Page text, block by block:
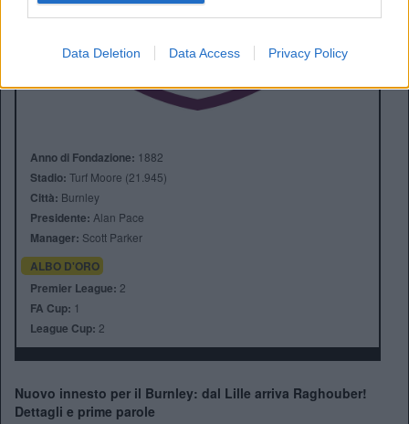
Data Deletion Data Access Privacy Policy
Anno di Fondazione: 1882
Stadio: Turf Moore (21.945)
Città: Burnley
Presidente: Alan Pace
Manager: Scott Parker
ALBO D'ORO
Premier League: 2
FA Cup: 1
League Cup: 2
Nuovo innesto per il Burnley: dal Lille arriva Raghouber!
Dettagli e prime parole